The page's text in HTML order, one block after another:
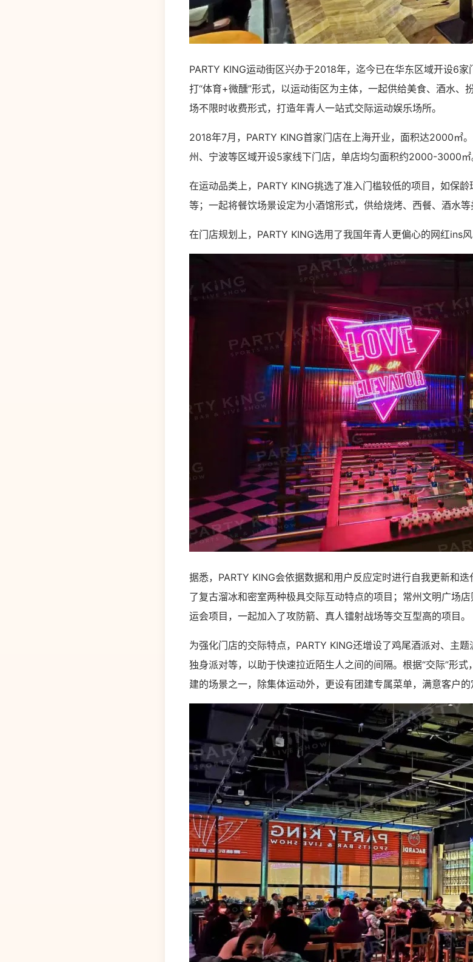
PARTY KING运动街区兴办于2018年，迄今已在华东区域开设6
打“体育+微醺”形式，以运动街区为主体，一起供给美食、酒水、
场不限时收费形式，打造年青人一站式交际运动娱乐场所。
2018年7月，PARTY KING首家门店在上海开业，面积达2000㎡
州、宁波等区域开设5家线下门店，单店均匀面积约2000-3000㎡
在运动品类上，PARTY KING挑选了准入门槛较低的项目，如保
等；一起将餐饮场景设定为小酒馆形式，供给烧烤、西餐、酒水等
在门店规划上，PARTY KING选用了我国年青人更偏心的网红ins风
据悉，PARTY KING会依据数据和用户反应定时进行自我更新和
了复古溜冰和密室两种极具交际互动特点的项目；常州文明广场
运会项目，一起加入了攻防箭、真人镭射战场等交互型高的项目。
为强化门店的交际特点，PARTY KING还增设了鸡尾酒派对、主题
独身派对等，以助于快速拉近陌生人之间的间隔。根据“交际”形
建的场景之一，除集体运动外，更设有团建专属菜单，满意客户的